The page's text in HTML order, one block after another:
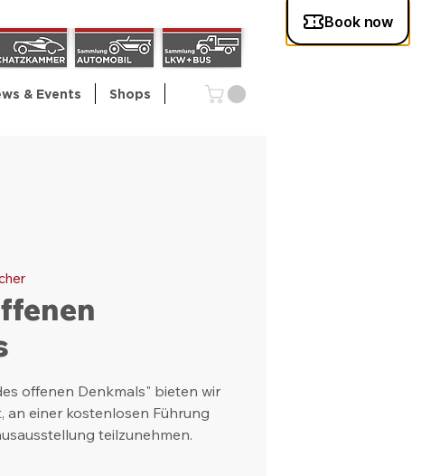
& Events Shops
offenen Denkmals" bieten wir
an einer kostenlosen Führung
teilzunehmen.